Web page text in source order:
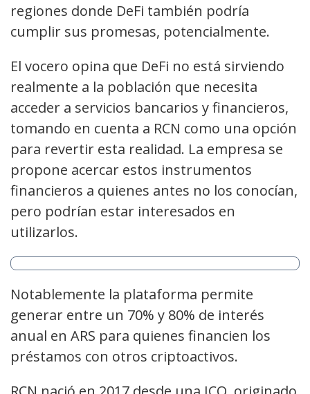
regiones donde DeFi también podría
cumplir sus promesas, potencialmente.
El vocero opina que DeFi no está sirviendo
realmente a la población que necesita
acceder a servicios bancarios y financieros,
tomando en cuenta a RCN como una opción
para revertir esta realidad. La empresa se
propone acercar estos instrumentos
financieros a quienes antes no los conocían,
pero podrían estar interesados en
utilizarlos.
Notablemente la plataforma permite
generar entre un 70% y 80% de interés
anual en ARS para quienes financien los
préstamos con otros criptoactivos.